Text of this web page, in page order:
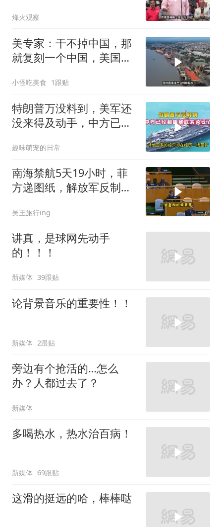
烽火观察
美专家：干不掉中国，那
就复刻一个中国，美国看
小怪吃美食 1跟贴
特朗普万没料到，美军还
没来得及动手，中方已经
趣味萌宠的日常
南海禁航5天19小时，菲
方递图纸，解放军反制组
吴王旅行ing
讲真，是球网先动手
的！！！
新媒体 39跟贴
论背景音乐的重要性！！
新媒体 2跟贴
旁边有个抢活的…怎么
办？人都过去了？
新媒体
多喝热水，热水治百病！
新媒体 69跟贴
这滑的挺远的哈，棒棒哒